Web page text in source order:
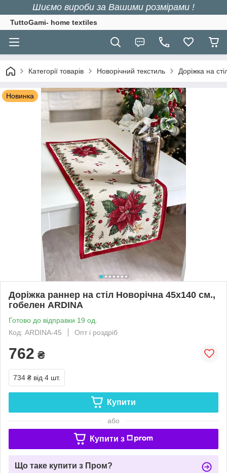
Шиємо вироби за Вашими розмірами !
TuttoGami- home textiles
Категорії товарів Новорічний текстиль Доріжка на
Новинка
Доріжка раннер на стіл Новорічна 45х140 см.,
гобелен ARDINA
Готово до відправки 19 од.
Код: ARDINA-45
Опт і роздріб
762 ₴
734 ₴ від 4 шт.
Купити
або
Купити з
Що таке купити з Пром?